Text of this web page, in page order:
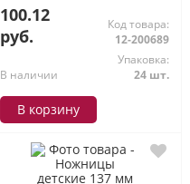
100.12
руб.
Код товара:
12-200689
В наличии
Упаковка:
24 шт.
В корзину